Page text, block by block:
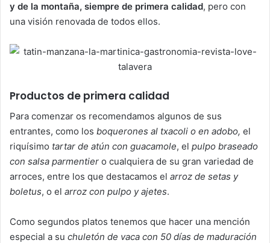
y de la montaña, siempre de primera calidad, pero con
una visión renovada de todos ellos.
Productos de primera calidad
Para comenzar os recomendamos algunos de sus
entrantes, como los boquerones al txacoli o en adobo, el
riquísimo tartar de atún con guacamole, el pulpo braseado
con salsa parmentier o cualquiera de su gran variedad de
arroces, entre los que destacamos el arroz de setas y
boletus, o el arroz con pulpo y ajetes.
Como segundos platos tenemos que hacer una mención
especial a su chuletón de vaca con 50 días de maduración